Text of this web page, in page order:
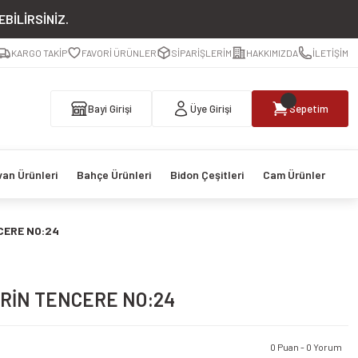
KARGO TAKİP FAVORİ ÜRÜNLER SİPARİŞLERİM HAKKIMIZDA İLETİŞİM
Bayi Girişi Üye Girişi Sepetim
Ürünleri Bahçe Ürünleri Bidon Çeşitleri Cam Ürünler
NO:24
TENCERE NO:24
0 Puan - 0 Yorum